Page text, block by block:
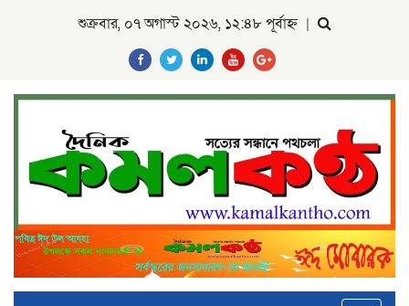
শুক্রবার, ০৭ অগাস্ট ২০২৬, ১২:৪৮ পূর্বাহ্ন |